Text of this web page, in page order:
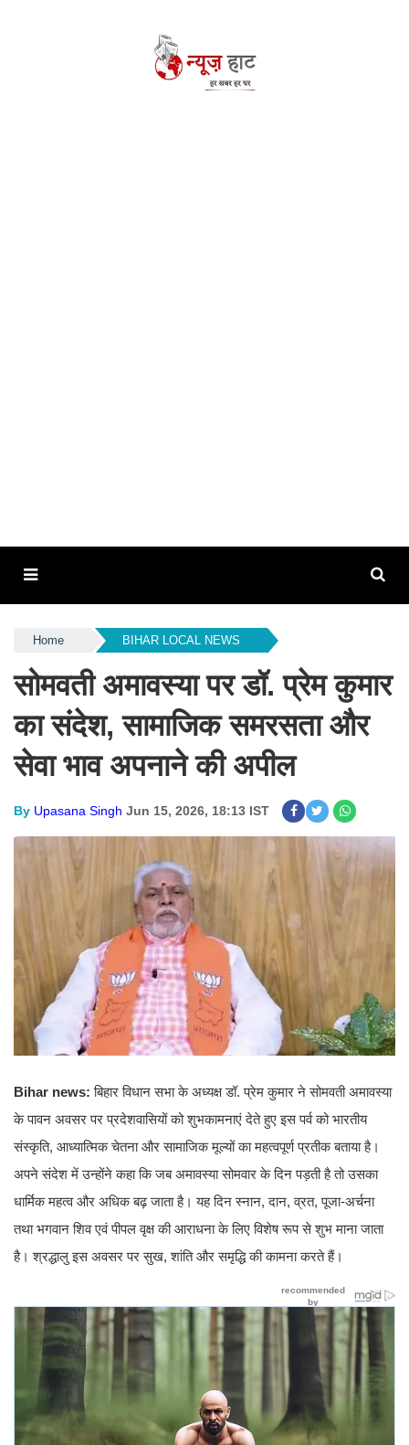
Home BIHAR LOCAL NEWS
सोमवती अमावस्या पर डॉ. प्रेम कुमार
का संदेश, सामाजिक समरसता और
सेवा भाव अपनाने की अपील
By Upasana Singh Jun 15, 2026, 18:13 IST
Bihar news:बिहार विधान सभा के अध्यक्ष डॉ. प्रेम कुमार ने सोमवती अमावस्या
के पावन अवसर पर प्रदेशवासियों को शुभकामनाएं देते हुए इस पर्व को भारतीय
संस्कृति, आध्यात्मिक चेतना और सामाजिक मूल्यों का महत्वपूर्ण प्रतीक बताया है।
अपने संदेश में उन्होंने कहा कि जब अमावस्या सोमवार के दिन पड़ती है तो उसका
धार्मिक महत्व और अधिक बढ़ जाता है। यह दिन स्नान, दान, व्रत, पूजा-अर्चना
तथा भगवान शिव एवं पीपल वृक्ष की आराधना के लिए विशेष रूप से शुभ माना जाता
है। श्रद्धालु इस अवसर पर सुख, शांति और समृद्धि की कामना करते हैं।